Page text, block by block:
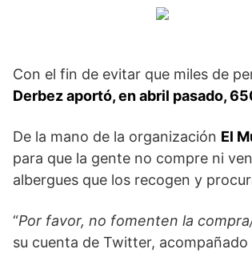
Con el fin de evitar que miles de
Derbez aportó, en abril pasado,
De la mano de la organización El
para que la gente no compre ni
albergues que los recogen y
“Por favor, no fomenten la
su cuenta de Twitter,